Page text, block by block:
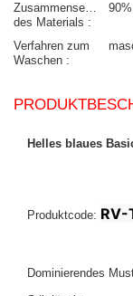
Zusammensetzung
des Materials
Verfahren zum
Waschen
Helles blaues
Produktcode: RV-
Dominierendes